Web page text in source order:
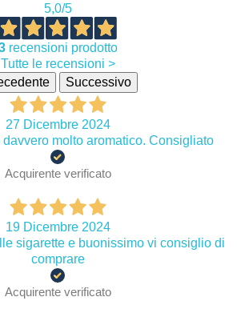
5,0/5
recensioni prodotto
Tutte le recensioni >
Successivo
27 Dicembre 2024
molto aromatico. Consigliato
Acquirente verificato
19 Dicembre 2024
sigarette e buonissimo vi consiglio di
comprare
Acquirente verificato